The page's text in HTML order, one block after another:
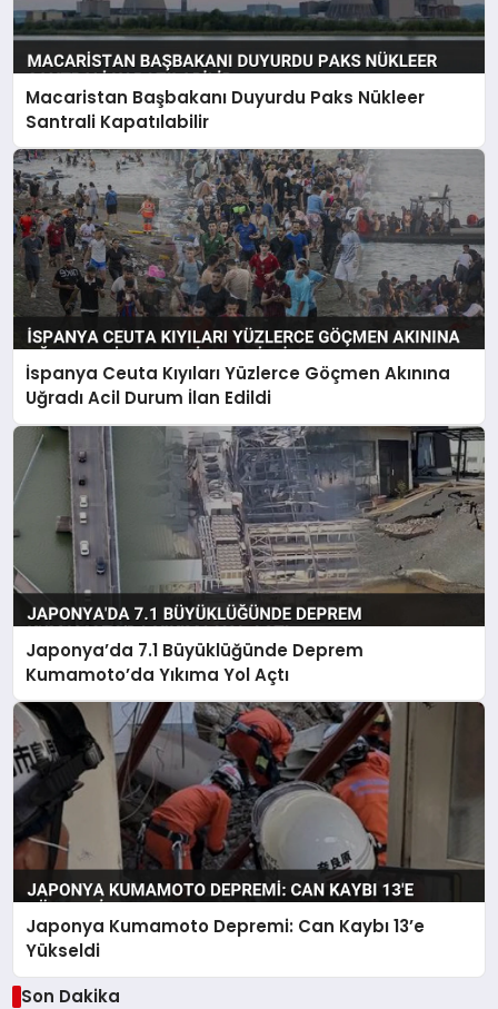
Macaristan Başbakanı Duyurdu Paks Nükleer
Santrali Kapatılabilir
İspanya Ceuta Kıyıları Yüzlerce Göçmen Akınına
Uğradı Acil Durum İlan Edildi
Japonya’da 7.1 Büyüklüğünde Deprem
Kumamoto’da Yıkıma Yol Açtı
Japonya Kumamoto Depremi: Can Kaybı 13’e
Yükseldi
Son Dakika